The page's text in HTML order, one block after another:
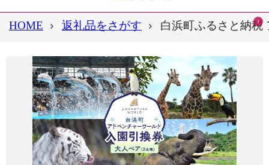
HOME 返礼品をさがす 白浜町ふるさと納税